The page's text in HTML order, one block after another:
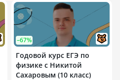
–67%
Годовой курс ЕГЭ по
физике с Никитой
Сахаровым (10 класс)